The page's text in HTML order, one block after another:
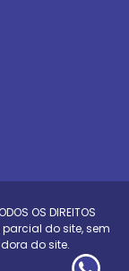
OS DIREITOS
parcial do site, sem
do site.